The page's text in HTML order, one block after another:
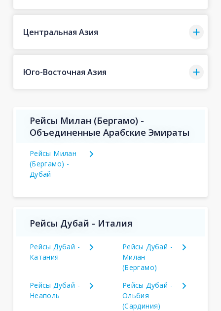
Центральная Азия
Юго-Восточная Азия
Рейсы Милан (Бергамо) -
Объединенные Арабские Эмираты
Рейсы Милан
(Бергамо) -
Дубай
Рейсы Дубай - Италия
Рейсы Дубай -
Катания
Рейсы Дубай -
Милан
(Бергамо)
Рейсы Дубай -
Неаполь
Рейсы Дубай -
Ольбия
(Сардиния)